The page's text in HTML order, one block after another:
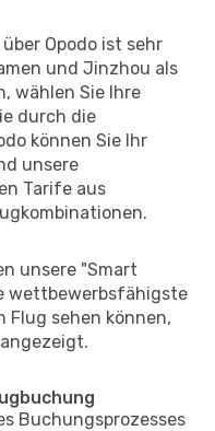
Opodo ist sehr
und Jinzhou als
wählen Sie Ihre
durch die
können Sie Ihr
unsere
Tarife aus
unsere "Smart
wettbewerbsfähigste
Flug sehen können,
Buchungsprozesses